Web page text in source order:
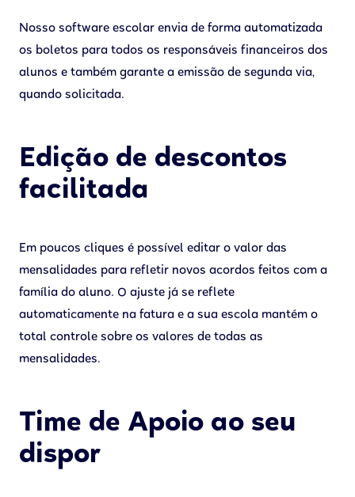
Nosso software escolar envia de forma automatizada
os boletos para todos os responsáveis financeiros dos
alunos e também garante a emissão de segunda via,
quando solicitada.
Edição de descontos
facilitada
Em poucos cliques é possível editar o valor das
mensalidades para refletir novos acordos feitos com a
família do aluno. O ajuste já se reflete
automaticamente na fatura e a sua escola mantém o
total controle sobre os valores de todas as
mensalidades.
Time de Apoio ao seu
dispor